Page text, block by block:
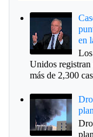
en
Unidos
más de 2,300